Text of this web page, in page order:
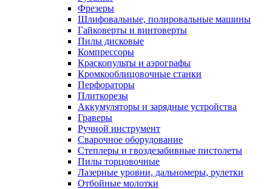
Фрезеры
Шлифовальные, полировальные машины
Гайковерты и винтоверты
Пилы дисковые
Компрессоры
Краскопульты и аэрографы
Кромкооблицовочные станки
Перфораторы
Плиткорезы
Аккумуляторы и зарядные устройства
Граверы
Ручной инструмент
Сварочное оборудование
Степлеры и гвоздезабивные пистолеты
Пилы торцовочные
Лазерные уровни, дальномеры, рулетки
Отбойные молотки